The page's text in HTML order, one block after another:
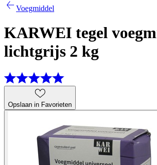
Voegmiddel
KARWEI tegel
lichtgrijs 2 kg
Opslaan in Favorieten